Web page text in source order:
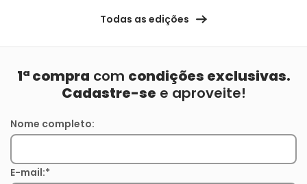
Todas as edições